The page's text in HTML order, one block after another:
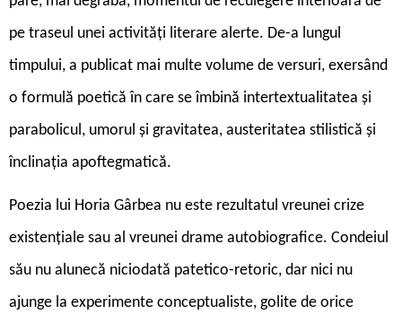
pe traseul unei activități literare alerte. De-a lungul
timpului, a publicat mai multe volume de versuri, exersând
o formulă poetică în care se îmbină intertextualitatea și
parabolicul, umorul și gravitatea, austeritatea stilistică și
înclinația apoftegmatică.
Poezia lui Horia Gârbea nu este rezultatul vreunei crize
existențiale sau al vreunei drame autobiografice. Condeiul
său nu alunecă niciodată patetico-retoric, dar nici nu
ajunge la experimente conceptualiste, golite de orice